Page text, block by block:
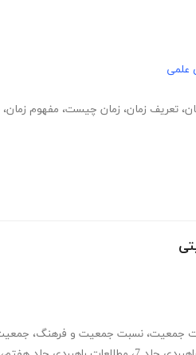
علمی
، تعریف زمان، زمان چیست، مفهوم زمان،
جمعیت، نسبت جمعیت و فرهنگ،